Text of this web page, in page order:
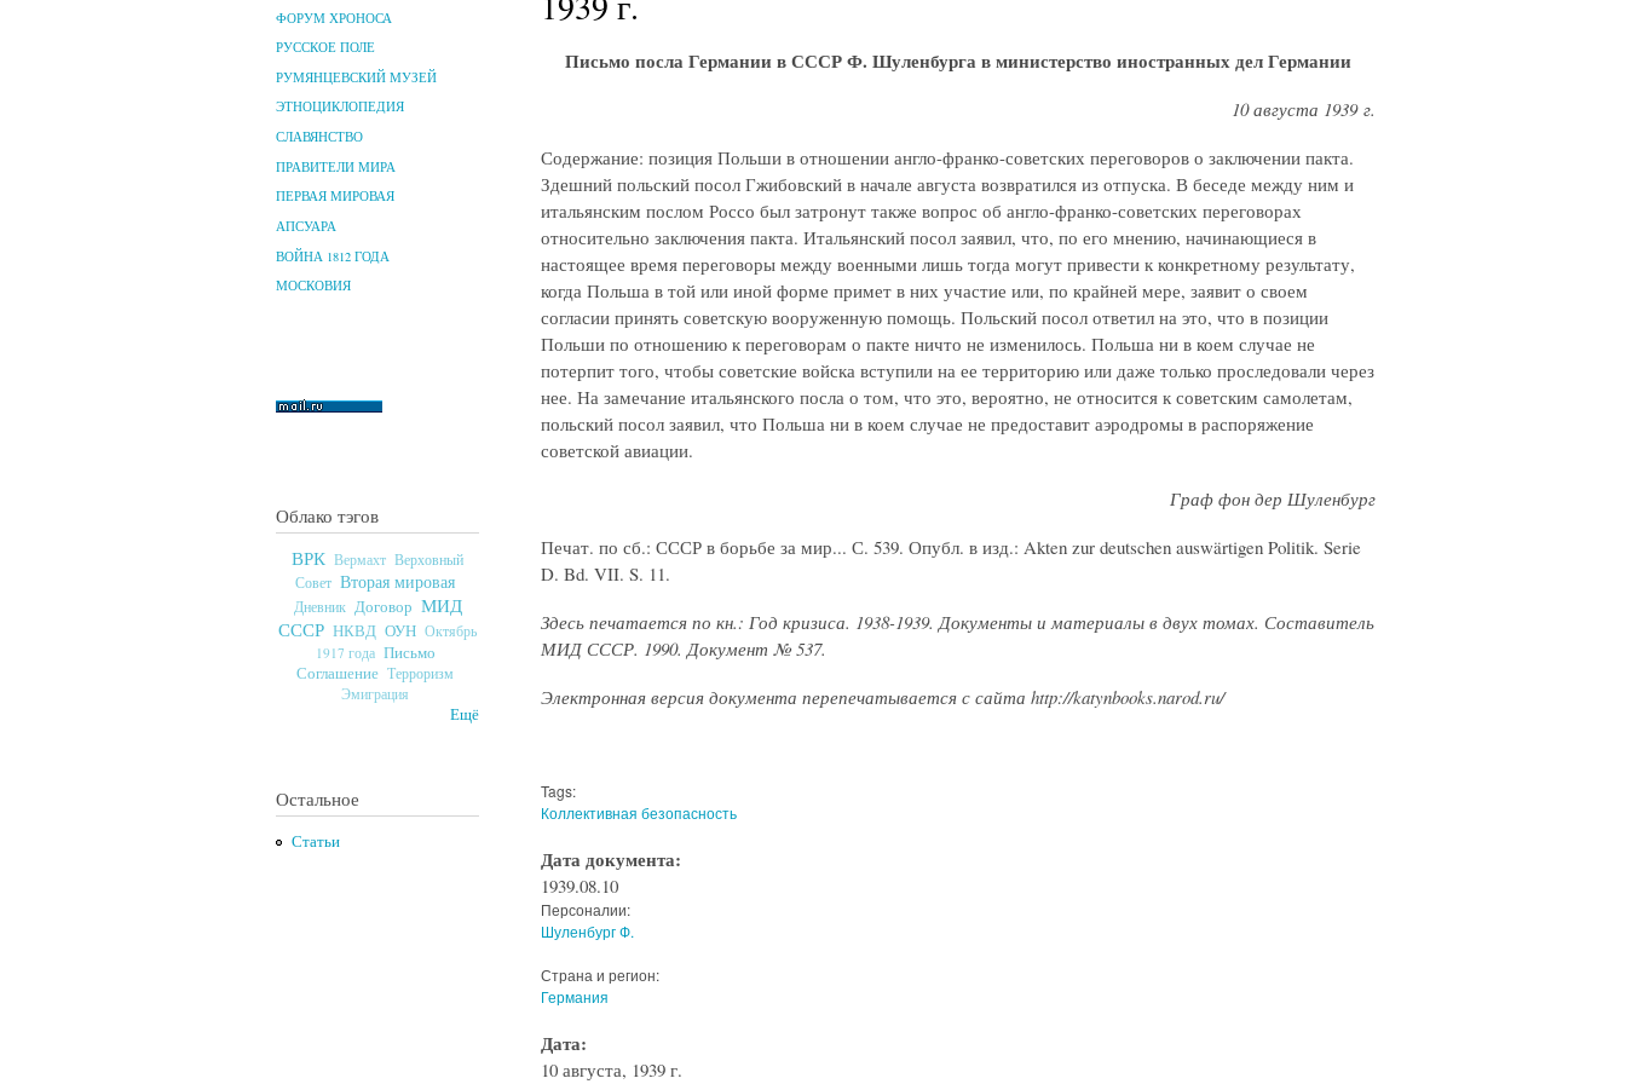
ФОРУМ ХРОНОСА
РУССКОЕ ПОЛЕ
РУМЯНЦЕВСКИЙ МУЗЕЙ
ЭТНОЦИКЛОПЕДИЯ
СЛАВЯНСТВО
ПРАВИТЕЛИ МИРА
ПЕРВАЯ МИРОВАЯ
АПСУАРА
ВОЙНА 1812 ГОДА
МОСКОВИЯ
Облако тэгов
ВРК Вермахт Верховный
Совет Вторая мировая
Дневник Договор МИД
СССР НКВД ОУН Октябрь
1917 года Письмо
Соглашение Терроризм
Эмиграция
Ещё
Остальное
Статьи
Письмо посла Германии в СССР Ф. Шуленбурга в министерство иностранных дел Германии
10 августа 1939 г.
Содержание: позиция Польши в отношении англо-франко-советских переговоров о заключении пакта.
Здешний польский посол Гжибовский в начале августа возвратился из отпуска. В беседе между ним и
итальянским послом Россо был затронут также вопрос об англо-франко-советских переговорах
относительно заключения пакта. Итальянский посол заявил, что, по его мнению, начинающиеся в
настоящее время переговоры между военными лишь тогда могут привести к конкретному результату,
когда Польша в той или иной форме примет в них участие или, по крайней мере, заявит о своем
согласии принять советскую вооруженную помощь. Польский посол ответил на это, что в позиции
Польши по отношению к переговорам о пакте ничто не изменилось. Польша ни в коем случае не
потерпит того, чтобы советские войска вступили на ее территорию или даже только проследовали через
нее. На замечание итальянского посла о том, что это, вероятно, не относится к советским самолетам,
польский посол заявил, что Польша ни в коем случае не предоставит аэродромы в распоряжение
советской авиации.
Граф фон дер Шуленбург
Печат. по сб.: СССР в борьбе за мир... С. 539. Опубл. в изд.: Akten zur deutschen auswärtigen Politik. Serie
D. Bd. VII. S. 11.
Здесь печатается по кн.: Год кризиса. 1938-1939. Документы и материалы в двух томах. Составитель
МИД СССР. 1990. Документ № 537.
Электронная версия документа перепечатывается с сайта http://katynbooks.narod.ru/
Tags:
Коллективная безопасность
Дата документа:
1939.08.10
Персоналии:
Шуленбург Ф.
Страна и регион:
Германия
Дата:
10 августа, 1939 г.